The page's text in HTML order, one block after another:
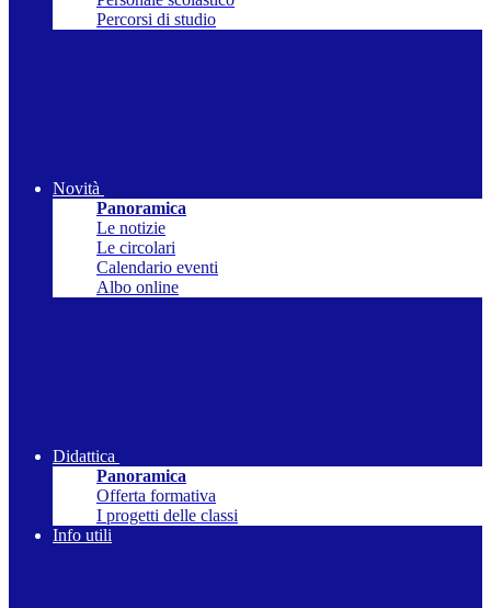
Percorsi di studio
Novità
Panoramica
Le notizie
Le circolari
Calendario eventi
Albo online
Didattica
Panoramica
Offerta formativa
I progetti delle classi
Info utili